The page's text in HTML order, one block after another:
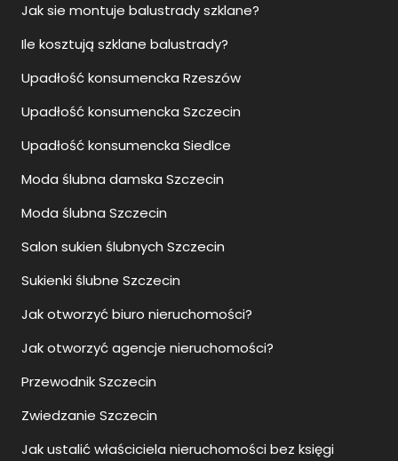
Jak sie montuje balustrady szklane?
Ile kosztują szklane balustrady?
Upadłość konsumencka Rzeszów
Upadłość konsumencka Szczecin
Upadłość konsumencka Siedlce
Moda ślubna damska Szczecin
Moda ślubna Szczecin
Salon sukien ślubnych Szczecin
Sukienki ślubne Szczecin
Jak otworzyć biuro nieruchomości?
Jak otworzyć agencje nieruchomości?
Przewodnik Szczecin
Zwiedzanie Szczecin
Jak ustalić właściciela nieruchomości bez księgi